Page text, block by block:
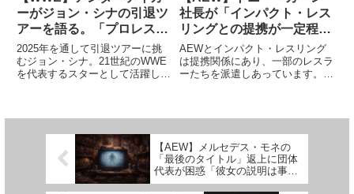
ーがジョン・シナの引退ツ
アーを語る。「プロレスの
新しい形だ。彼にふさわし
いよ」
2025年を通して引退ツアーに挑
むジョン・シナ。21世紀のWWE
を代表するスターとして活躍して
きない地域のファンにとって...
社長が「インパクト・レス
リングとの提携が一定程度
に留まる理由」を語る
AEWとインパクト・レスリング
は提携関係にあり、一部のレスラ
ーたちを派遣しあっています。
ズ)が相手の団体...
【AEW】メルセデス・モネの
「最後のタイトル」返上に団体
代表が困惑「彼女の説明は事実
と異なる」